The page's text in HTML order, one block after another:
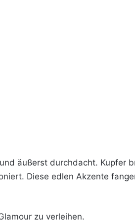
äußerst durchdacht. Kupfer
Diese edlen Akzente
zu verleihen.